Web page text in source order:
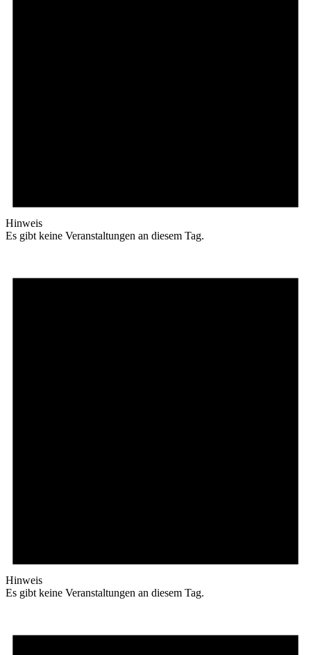
Hinweis
Es gibt keine Veranstaltungen an diesem Tag.
Hinweis
Es gibt keine Veranstaltungen an diesem Tag.